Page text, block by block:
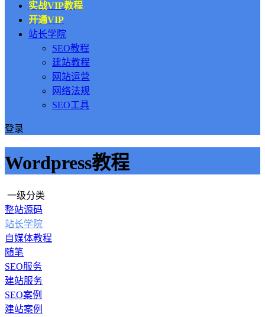
实战VIP教程
开通VIP
站长学院
SEO教程
建站教程
网站运营
网络法规
SEO工具
登录
Wordpress教程
一级分类
整站源码
站长学院
自媒体教程
随笔
SEO服务
建站服务
SEO案例
建站案例